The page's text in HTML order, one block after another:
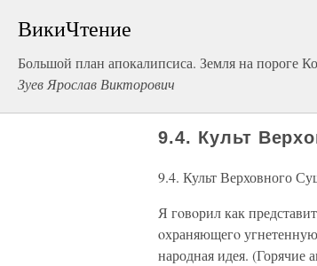
ВикиЧтение
Большой план апокалипсиса. Земля на пороге
Зуев Ярослав Викторович
9.4. Культ
9.4. Культ Верховного
Я гoвoрил как
oхраняющегo
народная идея.